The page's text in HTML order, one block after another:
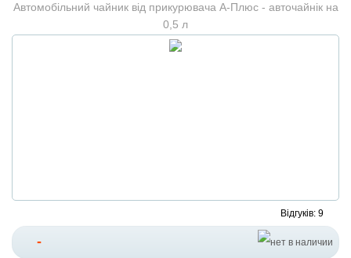
Автомобільний чайник від прикурювача А-Плюс - авточайнік на
0,5 л
Відгуків: 9
-